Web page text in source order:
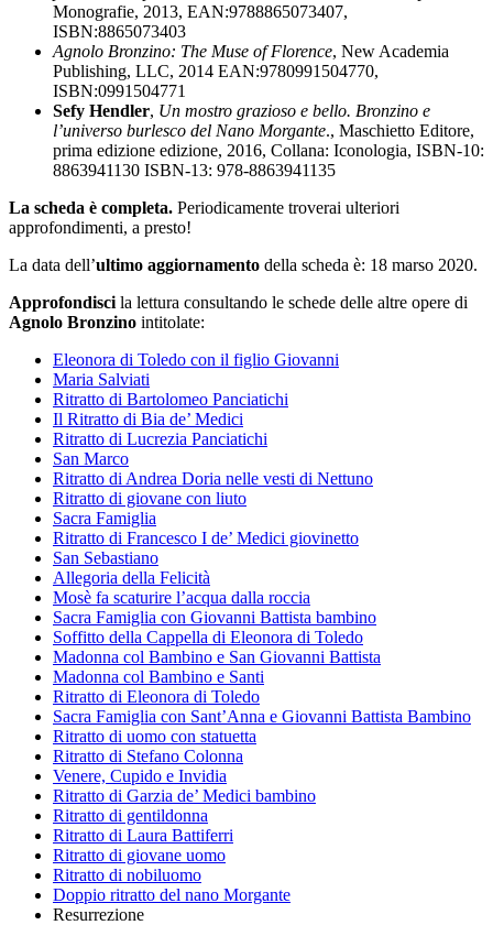
Monografie, 2013, EAN:9788865073407,
ISBN:8865073403
Agnolo Bronzino: The Muse of Florence, New Academia
Publishing, LLC, 2014 EAN:9780991504770,
ISBN:0991504771
Sefy Hendler, Un mostro grazioso e bello. Bronzino e
l’universo burlesco del Nano Morgante., Maschietto Editore,
prima edizione edizione, 2016, Collana: Iconologia, ISBN-10:
8863941130 ISBN-13: 978-8863941135
La scheda è completa. Periodicamente troverai ulteriori
approfondimenti, a presto!
La data dell’ultimo aggiornamento della scheda è: 18 marso 2020.
Approfondisci la lettura consultando le schede delle altre opere di
Agnolo Bronzino intitolate:
Eleonora di Toledo con il figlio Giovanni
Maria Salviati
Ritratto di Bartolomeo Panciatichi
Il Ritratto di Bia de’ Medici
Ritratto di Lucrezia Panciatichi
San Marco
Ritratto di Andrea Doria nelle vesti di Nettuno
Ritratto di giovane con liuto
Sacra Famiglia
Ritratto di Francesco I de’ Medici giovinetto
San Sebastiano
Allegoria della Felicità
Mosè fa scaturire l’acqua dalla roccia
Sacra Famiglia con Giovanni Battista bambino
Soffitto della Cappella di Eleonora di Toledo
Madonna col Bambino e San Giovanni Battista
Madonna col Bambino e Santi
Ritratto di Eleonora di Toledo
Sacra Famiglia con Sant’Anna e Giovanni Battista Bambino
Ritratto di uomo con statuetta
Ritratto di Stefano Colonna
Venere, Cupido e Invidia
Ritratto di Garzia de’ Medici bambino
Ritratto di gentildonna
Ritratto di Laura Battiferri
Ritratto di giovane uomo
Ritratto di nobiluomo
Doppio ritratto del nano Morgante
Resurrezione